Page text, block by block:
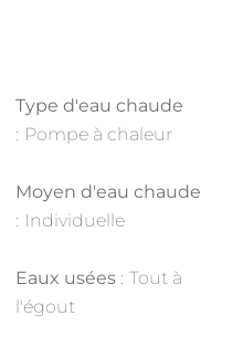
Type d'eau chaude
Pompe à chaleur
Moyen d'eau chaude
Individuelle
Eaux usées
Tout à
l'égout